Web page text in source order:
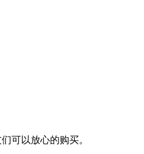
可以放心的购买。